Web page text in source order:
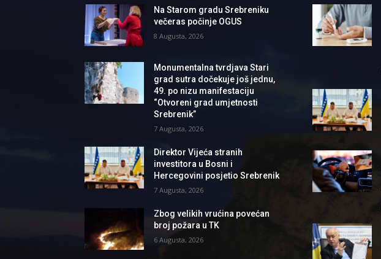
Na Starom gradu Srebreniku
večeras počinje OGUS
8 Augusta, 2026
Monumentalna tvrdjava Stari
grad sutra dočekuje još jednu,
49. po nizu manifestaciju
“Otvoreni grad umjetnosti
Srebrenik”
7 Augusta, 2026
Direktor Vijeća stranih
investitora u Bosni i
Hercegovini posjetio Srebrenik
7 Augusta, 2026
Zbog velikih vrućina povećan
broj požara u TK
6 Augusta, 2026